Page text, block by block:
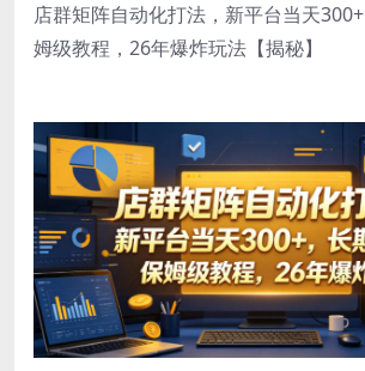
店群矩阵自动化打法，新平台当天
姆级教程，26年爆炸玩法【揭秘】